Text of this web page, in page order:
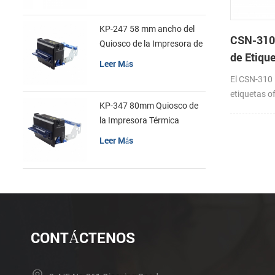
CSN-
de
Directa
El CSN-
etiquetas
hasta 80
para
KP-247 58 mm ancho del
Quiosco de la Impresora de
Leer Más
KP-347 80mm Quiosco de
la Impresora Térmica
Leer Más
CONTÁCTENOS